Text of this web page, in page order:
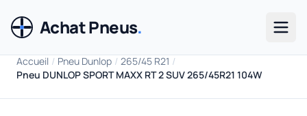
Achat Pneus.
Accueil / Pneu Dunlop / 265/45 R21 /
Pneu DUNLOP SPORT MAXX RT 2 SUV 265/45R21 104W